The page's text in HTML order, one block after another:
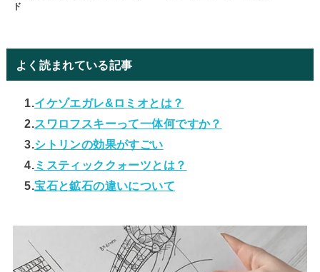
ド
よく読まれている記事
1.イケゾエガレ&ロミオとは？
2.スワロフスキーって一体何ですか？
3.シトリンの効果がすごい
4.ミスティッククォーツとは？
5.宝石と鉱石の違いについて